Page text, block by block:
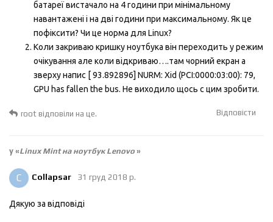
батареї вистачало на 4 години при мінімальному
навантажені і на дві години при максимальному. Як це
пофіксити? Чи це норма для Linux?
Коли закриваю кришку ноутбука він переходить у режим
очікування але коли відкриваю….там чорний екран а
зверху напис [ 93.892896] NURM: Xid (PCI:0000:03:00): 79,
GPU has fallen the bus. Не виходило щось с цим зробити.
Відповісти
root відповіли на це.
у «Linux Mint на ноутбук Lenovo »
C Collapsar 31 груд 2018 р.
Дякую за відповіді